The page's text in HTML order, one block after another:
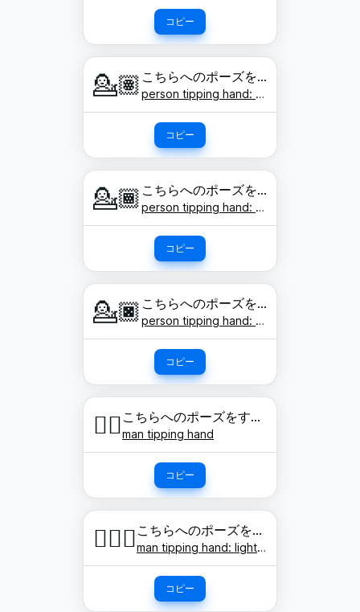
コピー
💁🏽 こちらへのポーズをする人: 肌色
person tipping hand: medium skin tone
コピー
💁🏾 こちらへのポーズをする人: やや濃い肌色
person tipping hand: medium-dark skin tone
コピー
💁🏿 こちらへのポーズをする人: 濃い肌色
person tipping hand: dark skin tone
コピー
💁‍♂️ こちらへのポーズをする男性
man tipping hand
コピー
💁🏻‍♂️ こちらへのポーズをする男性: 明るい肌色
man tipping hand: light skin tone
コピー